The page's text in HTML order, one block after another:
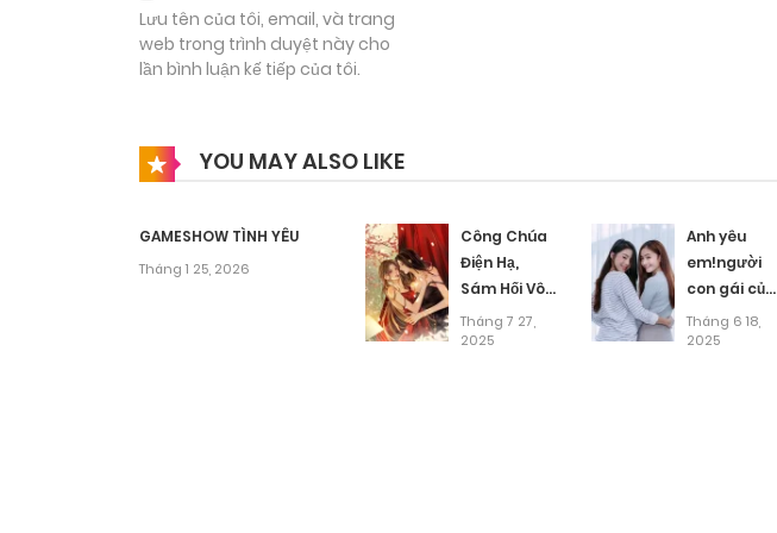
– Nhưng không sao Yul sẽ cực lực “bảo tồn” em kỹ lưỡng hahaha ^^=
Lưu tên của tôi, email, và trang
web trong trình duyệt này cho
lần bình luận kế tiếp của tôi.
YOU MAY ALSO LIKE
GAMESHOW TÌNH YÊU
Tháng 1 25, 2026
Công Chúa
Điện Hạ,
Sám Hối Vô
Dụng
Tháng 7 27,
2025
Anh yêu
em!người
con gái của
đời anh
Tháng 6 18,
2025